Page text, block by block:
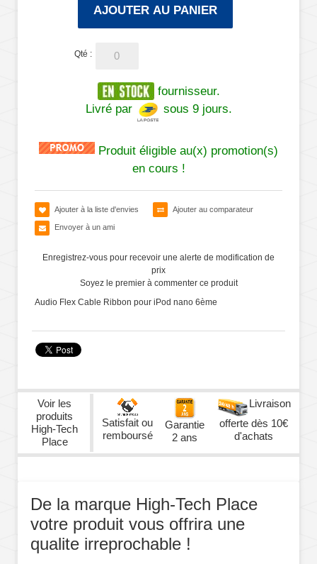
AJOUTER AU PANIER
Qté :
fournisseur.
Livré par
sous 9 jours.
Produit éligible au(x) promotion(s)
en cours !
Ajouter à la liste d'envies Ajouter au comparateur
Envoyer à un ami
Enregistrez-vous pour recevoir une alerte de modification de
prix
Soyez le premier à commenter ce produit
Audio Flex Cable Ribbon pour iPod nano 6ème
Voir les
produits
High-Tech
Place
Satisfait ou
remboursé
Garantie
2 ans
Livraison
offerte dès 10€
d'achats
De la marque High-Tech Place
votre produit vous offrira une
qualite irreprochable !